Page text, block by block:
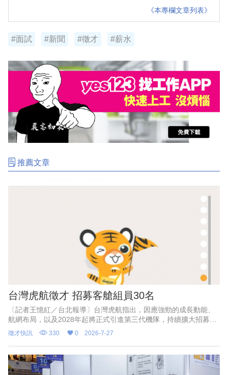
《本專欄文章列表》
#面試 #新聞 #徵才 #薪水
推薦文章
台灣虎航徵才 招募客艙組員30名
〔記者王憶紅／台北報導〕台灣虎航指出，因應強勁的成長動能、
航網布局，以及2028年起將正式引進第三代機隊，持續擴大招募，
除開放多個內勤職缺招募外，今（27）日亦正式宣布將啟動下半年
客艙組員招募，本次預
徵才快訊 330 0 2026-7-27